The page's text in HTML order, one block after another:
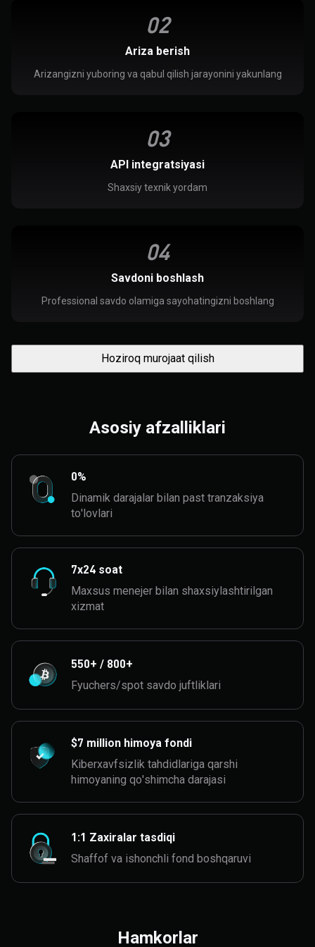
02
Ariza berish
Arizangizni yuboring va qabul qilish jarayonini yakunlang
03
API integratsiyasi
Shaxsiy texnik yordam
04
Savdoni boshlash
Professional savdo olamiga sayohatingizni boshlang
Hoziroq murojaat qilish
Asosiy afzalliklari
0%
Dinamik darajalar bilan past tranzaksiya
to'lovlari
7x24 soat
Maxsus menejer bilan shaxsiylashtirilgan
xizmat
550+ / 800+
Fyuchers/spot savdo juftliklari
$7 million himoya fondi
Kiberxavfsizlik tahdidlariga qarshi
himoyaning qo'shimcha darajasi
1:1 Zaxiralar tasdiqi
Shaffof va ishonchli fond boshqaruvi
Hamkorlar